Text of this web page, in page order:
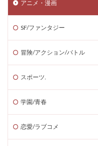
アニメ・漫画
SF/ファンタジー
冒険/アクション/バトル
スポーツ.
学園/青春
恋愛/ラブコメ